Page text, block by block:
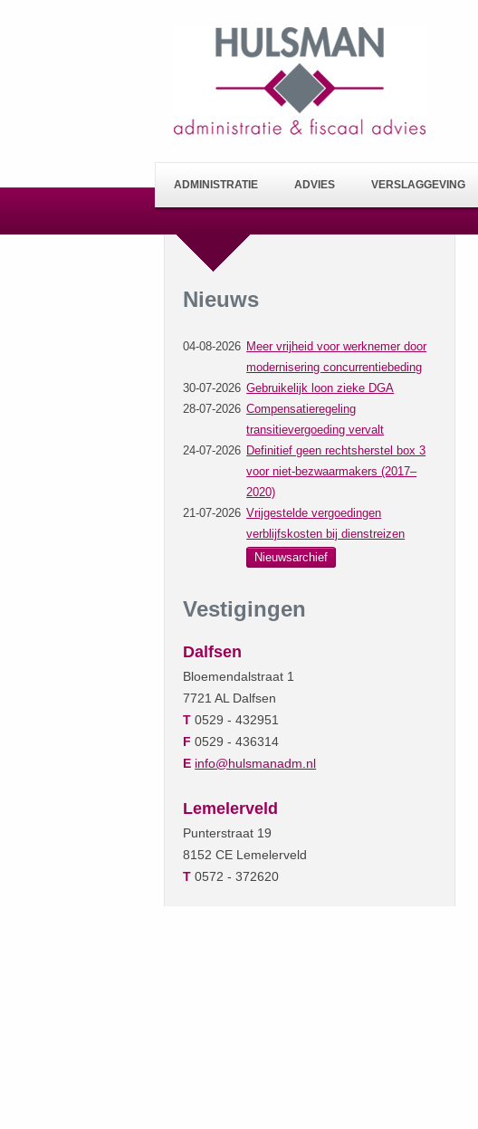
ADMINISTRATIE ADVIES VERSLAGGEVING
Nieuws
04-08-2026 Meer vrijheid voor werknemer door
modernisering concurrentiebeding
30-07-2026 Gebruikelijk loon zieke DGA
28-07-2026 Compensatieregeling
transitievergoeding vervalt
24-07-2026 Definitief geen rechtsherstel box 3
voor niet-bezwaarmakers (2017–
2020)
21-07-2026 Vrijgestelde vergoedingen
verblijfskosten bij dienstreizen
Nieuwsarchief
Vestigingen
Dalfsen
Bloemendalstraat 1
7721 AL Dalfsen
T 0529 - 432951
F 0529 - 436314
E info@hulsmanadm.nl
Lemelerveld
Punterstraat 19
8152 CE Lemelerveld
T 0572 - 372620